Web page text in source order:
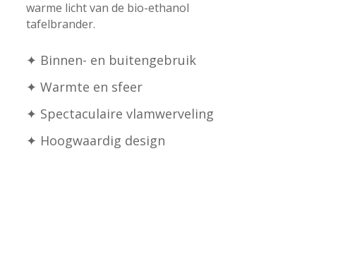
warme licht van de bio-ethanol
tafelbrander.
✦ Binnen- en buitengebruik
✦ Warmte en sfeer
✦ Spectaculaire vlamwerveling
✦ Hoogwaardig design